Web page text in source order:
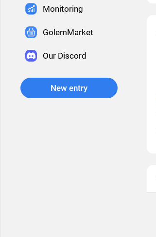
Monitoring
GolemMarket
Our Discord
New entry